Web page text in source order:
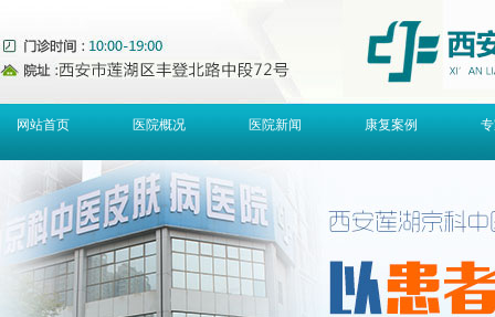
网站首页 医院概况 医院新闻 康复案例